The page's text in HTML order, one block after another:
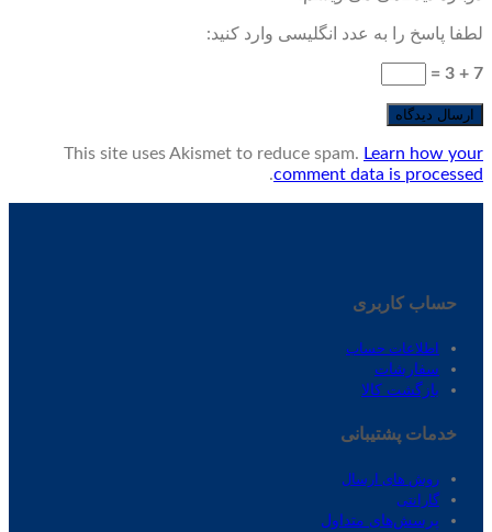
لطفا پاسخ را به عدد انگلیسی وارد کنید:
7 + 3 =
This site uses Akismet to reduce spam. Learn how your
comment data is processed
.
حساب کاربری
اطلاعات حساب
سفارشات
بازگشت کالا
خدمات پشتیبانی
روش های ارسال
گارانتی
پرسش‌های متداول